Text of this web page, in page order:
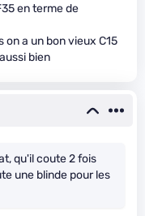
en terme de
a un bon vieux C15
bien
qu'il coute 2 fois
une blinde pour les